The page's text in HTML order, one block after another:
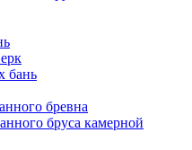
бань
бревна
бруса камерной